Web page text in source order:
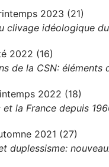
2023 (21)
clivage idéologique
2022 (16)
de la CSN: éléments
2022 (18)
et la France depuis
2021 (27)
duplessisme: